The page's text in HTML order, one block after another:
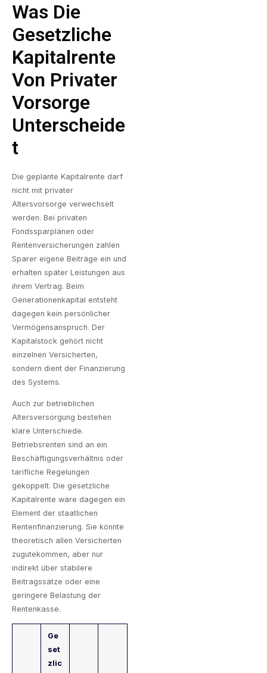
Was Die
Gesetzliche
Kapitalrente
Von Privater
Vorsorge
Unterscheide
T
Die geplante Kapitalrente darf
nicht mit privater
Altersvorsorge verwechselt
werden. Bei privaten
Fondssparplänen oder
Rentenversicherungen zahlen
Sparer eigene Beiträge ein und
erhalten später Leistungen aus
ihrem Vertrag. Beim
Generationenkapital entsteht
dagegen kein persönlicher
Vermögensanspruch. Der
Kapitalstock gehört nicht
einzelnen Versicherten,
sondern dient der Finanzierung
des Systems.
Auch zur betrieblichen
Altersversorgung bestehen
klare Unterschiede.
Betriebsrenten sind an ein
Beschäftigungsverhältnis oder
tarifliche Regelungen
gekoppelt. Die gesetzliche
Kapitalrente wäre dagegen ein
Element der staatlichen
Rentenfinanzierung. Sie könnte
theoretisch allen Versicherten
zugutekommen, aber nur
indirekt über stabilere
Beitragssätze oder eine
geringere Belastung der
Rentenkasse.
Ge
set
zlic